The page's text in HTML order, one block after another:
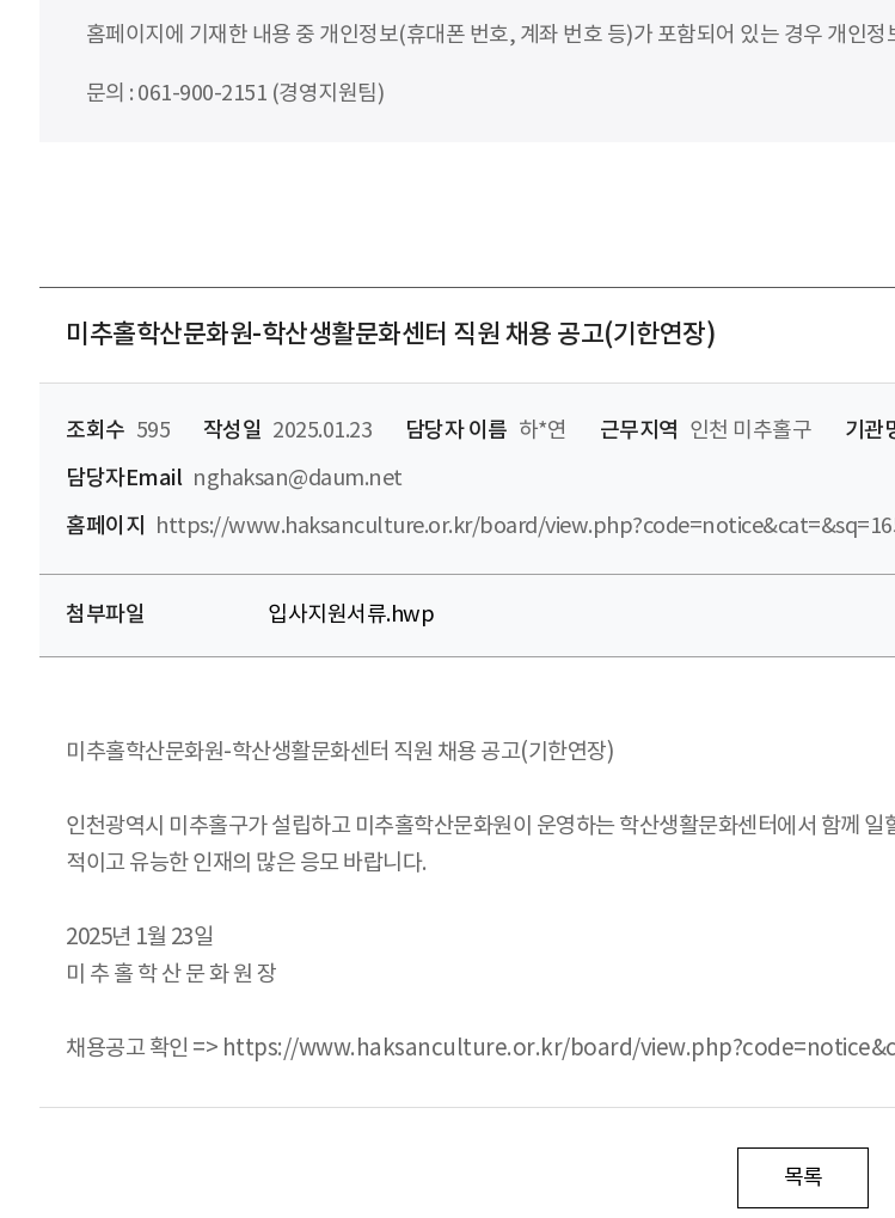
홈페이지에 기재한 내용 중 개인정보(휴대폰 번호, 계좌 번호 등)가 포함되어 있는 경우 개인
문의 : 061-900-2151 (경영지원팀)
미추홀학산문화원-학산생활문화센터 직원 채용 공고(기한연장)
조회수 595 작성일 2025.01.23 담당자 이름 하*연 근무지역 인천 미추홀구 기관
담당자Email nghaksan@daum.net
홈페이지
https://www.haksanculture.or.kr/board/
첨부파일 입사지원서류.hwp
미추홀학산문화원-학산생활문화센터 직원 채용 공고(기한연장)
인천광역시 미추홀구가 설립하고 미추홀학산문화원이 운영하는 학산생활문화센터에서 함께
적이고 유능한 인재의 많은 응모 바랍니다.
2025년 1월 23일
미 추 홀 학 산 문 화 원 장
채용공고 확인 => https://www.haksanculture.or.kr/board/
목록